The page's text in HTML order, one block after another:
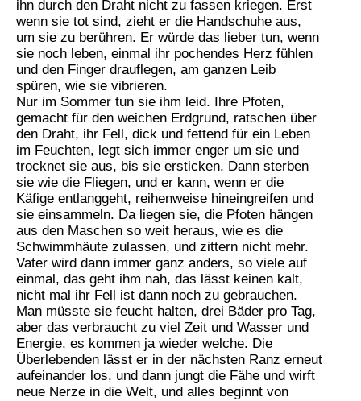
ihn durch den Draht nicht zu fassen kriegen. Erst
wenn sie tot sind, zieht er die Handschuhe aus,
um sie zu berühren. Er würde das lieber tun, wenn
sie noch leben, einmal ihr pochendes Herz fühlen
und den Finger drauflegen, am ganzen Leib
spüren, wie sie vibrieren.
Nur im Sommer tun sie ihm leid. Ihre Pfoten,
gemacht für den weichen Erdgrund, ratschen über
den Draht, ihr Fell, dick und fettend für ein Leben
im Feuchten, legt sich immer enger um sie und
trocknet sie aus, bis sie ersticken. Dann sterben
sie wie die Fliegen, und er kann, wenn er die
Käfige entlanggeht, reihenweise hineingreifen und
sie einsammeln. Da liegen sie, die Pfoten hängen
aus den Maschen so weit heraus, wie es die
Schwimmhäute zulassen, und zittern nicht mehr.
Vater wird dann immer ganz anders, so viele auf
einmal, das geht ihm nah, das lässt keinen kalt,
nicht mal ihr Fell ist dann noch zu gebrauchen.
Man müsste sie feucht halten, drei Bäder pro Tag,
aber das verbraucht zu viel Zeit und Wasser und
Energie, es kommen ja wieder welche. Die
Überlebenden lässt er in der nächsten Ranz erneut
aufeinander los, und dann jungt die Fähe und wirft
neue Nerze in die Welt, und alles beginnt von